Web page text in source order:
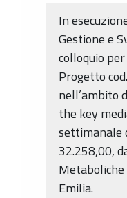
In
Gestione e
colloquio
Progetto
nell’ambito
the key
settimanale
32.258,00,
Metaboliche
Emilia.